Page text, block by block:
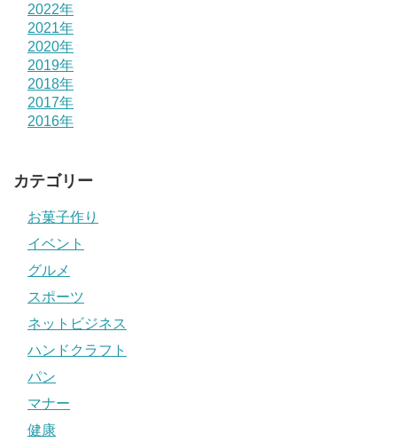
2022年
2021年
2020年
2019年
2018年
2017年
2016年
カテゴリー
お菓子作り
イベント
グルメ
スポーツ
ネットビジネス
ハンドクラフト
パン
マナー
健康